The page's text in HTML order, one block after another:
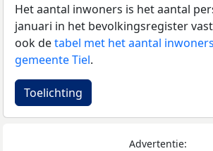
Het aantal inwoners is het aantal
januari in het bevolkingsregister
ook detabel met het aantal
gemeente Tiel.
Toelichting
Advertentie: